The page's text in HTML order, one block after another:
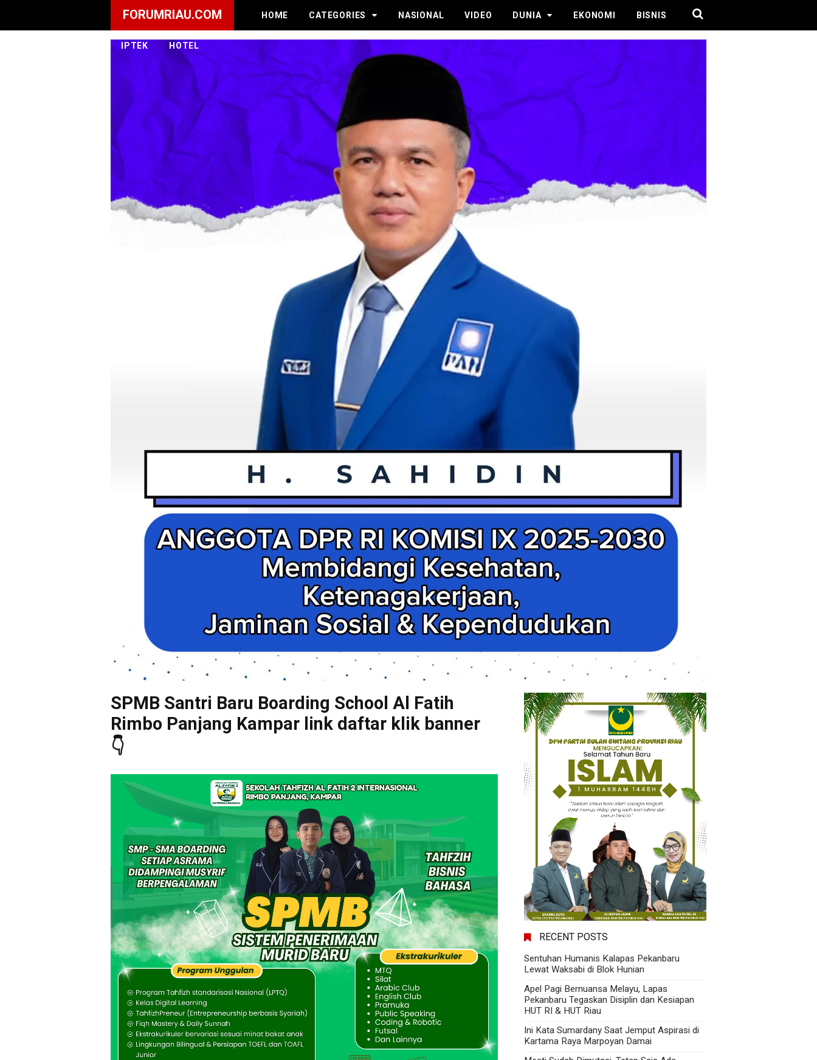
FORUMRIAU.COM HOME CATEGORIES NASIONAL VIDEO DUNIA EKONOMI BISNIS
IPTEK HOTEL
SPMB Santri Baru Boarding School Al Fatih
Rimbo Panjang Kampar link daftar klik banner
👇
RECENT POSTS
Sentuhan Humanis Kalapas Pekanbaru
Lewat Waksabi di Blok Hunian
Apel Pagi Bernuansa Melayu, Lapas
Pekanbaru Tegaskan Disiplin dan Kesiapan
HUT RI & HUT Riau
Ini Kata Sumardany Saat Jemput Aspirasi di
Kartama Raya Marpoyan Damai